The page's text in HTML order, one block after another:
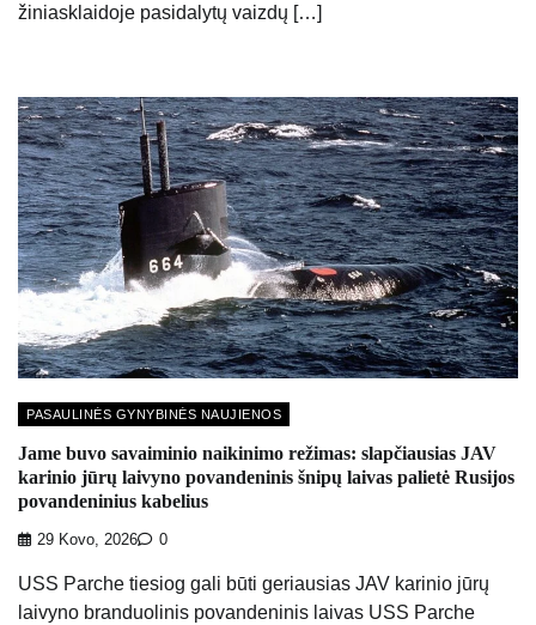
žiniasklaidoje pasidalytų vaizdų […]
PASAULINĖS GYNYBINĖS NAUJIENOS
Jame buvo savaiminio naikinimo režimas: slapčiausias JAV
karinio jūrų laivyno povandeninis šnipų laivas palietė Rusijos
povandeninius kabelius
29 Kovo, 2026 0
USS Parche tiesiog gali būti geriausias JAV karinio jūrų
laivyno branduolinis povandeninis laivas USS Parche